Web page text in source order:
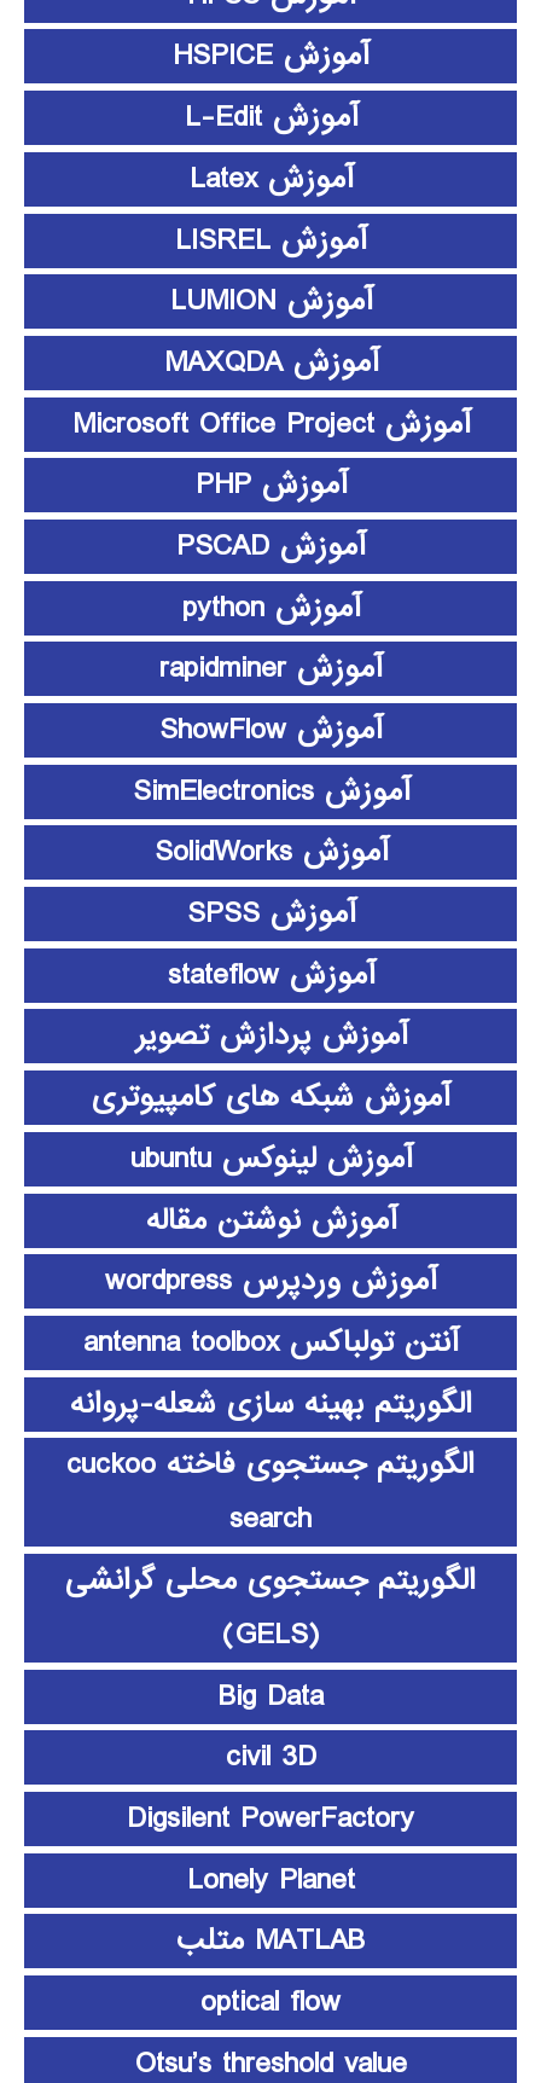
آموزش HSPICE
آموزش L-Edit
آموزش Latex
آموزش LISREL
آموزش LUMION
آموزش MAXQDA
آموزش Microsoft Office Project
آموزش PHP
آموزش PSCAD
آموزش python
آموزش rapidminer
آموزش ShowFlow
آموزش SimElectronics
آموزش SolidWorks
آموزش SPSS
آموزش stateflow
آموزش پردازش تصویر
آموزش شبکه های کامپیوتری
آموزش لینوکس ubuntu
آموزش نوشتن مقاله
آموزش وردپرس wordpress
آنتن تولباکس antenna toolbox
الگوریتم بهینه سازی شعله-پروانه
الگوریتم جستجوی فاخته cuckoo
search
الگوریتم جستجوی محلی گرانشی
(GELS)
Big Data
civil 3D
Digsilent PowerFactory
Lonely Planet
MATLAB متلب
optical flow
Otsu’s threshold value